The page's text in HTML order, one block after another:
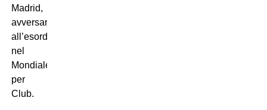
Madrid,
avversario
all’esordio
nel
Mondiale
per
Club.